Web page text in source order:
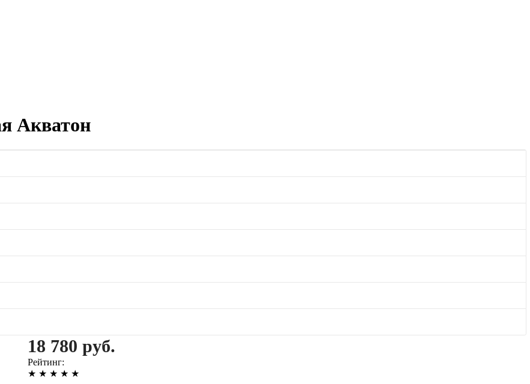
Акватон
18 780 руб.
Рейтинг:
★ ★ ★ ★ ★